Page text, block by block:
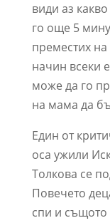
види аз
го още 5
преместих
начин всеки
може да го
на мама да
Един от
оса ужили
Толкова се
Повечето
спи и